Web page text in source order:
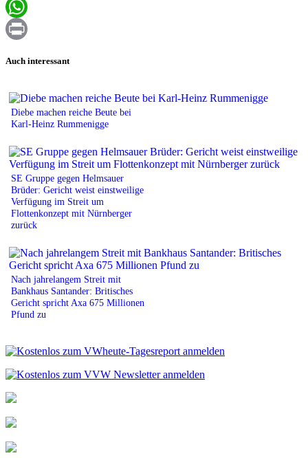
Email
WhatsApp
Auch interessant
Diebe machen reiche Beute bei
Karl-Heinz Rummenigge
SE Gruppe gegen Helmsauer
Brüder: Gericht weist einstweilige
Verfügung im Streit um
Flottenkonzept mit Nürnberger
zurück
Nach jahrelangem Streit mit
Bankhaus Santander: Britisches
Gericht spricht Axa 675 Millionen
Pfund zu